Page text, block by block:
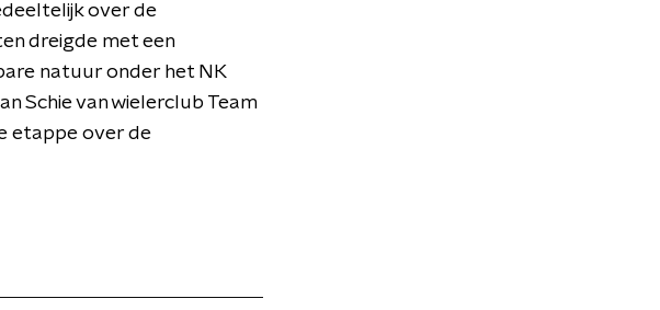
over de
dreigde met een
natuur onder het NK
Schie van wielerclub Team
etappe over de